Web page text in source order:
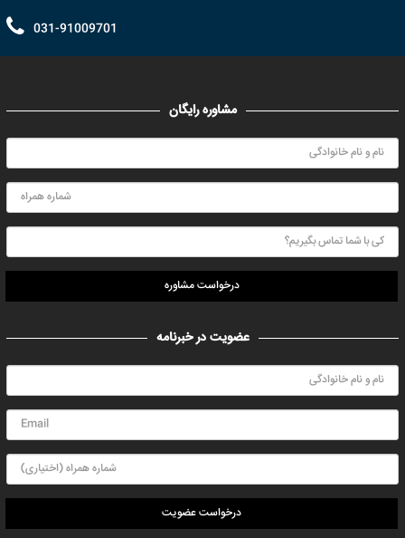
031-91009701
مشاوره رایگان
درخواست مشاوره
عضویت در خبرنامه
درخواست عضویت